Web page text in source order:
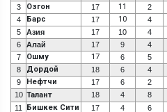
3 Озгон 17 11 2
4 Барс 17 10 4
5 Азия 17 10 4
6
Алай 17 9 4
7
Ошму 17 6 5
8 Дордой 18 6 4
9 Нефтчи 17 6 2
10 Талант 18 4 8
11
Бишкек Сити 17 4 6